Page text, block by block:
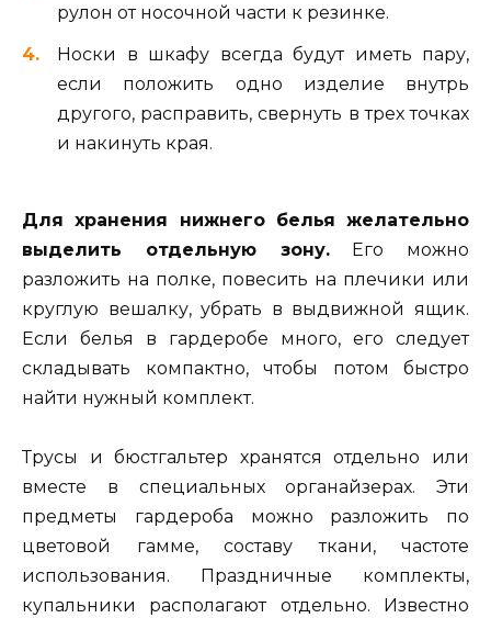
рулон от носочной части к резинке.
Носки в шкафу всегда будут иметь пару,
если положить одно изделие внутрь
другого, расправить, свернуть в трех точках
и накинуть края.
Для хранения нижнего белья желательно
выделить отдельную зону.Его можно
разложить на полке, повесить на плечики или
круглую вешалку, убрать в выдвижной ящик.
Если белья в гардеробе много, его следует
складывать компактно, чтобы потом быстро
найти нужный комплект.
Трусы и бюстгальтер хранятся отдельно или
вместе в специальных органайзерах. Эти
предметы гардероба можно разложить по
цветовой гамме, составу ткани, частоте
использования. Праздничные комплекты,
купальники располагают отдельно. Известно